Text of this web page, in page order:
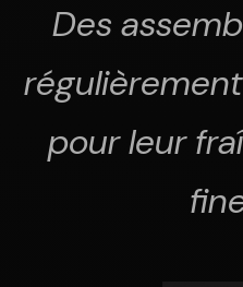
Des
pour leur